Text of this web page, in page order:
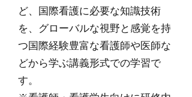
ど、国際看護に必要な知識技術
を、グローバルな視野と感覚を持
つ国際経験豊富な看護師や医師な
どから学ぶ講義形式での学習で
す。